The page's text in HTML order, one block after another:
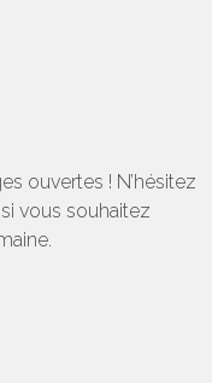
ouvertes ! N’hésitez
vous souhaitez